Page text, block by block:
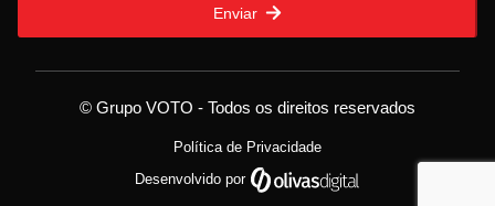
Enviar
© Grupo VOTO - Todos os direitos reservados
Política de Privacidade
Desenvolvido por